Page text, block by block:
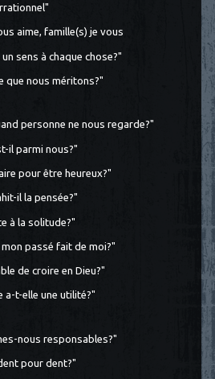
aime, famille(s) je vous
sens à chaque chose?"
que nous méritons?"
personne ne nous regarde?"
il parmi nous?"
pour être heureux?"
il la pensée?"
à la solitude?"
passé fait de moi?"
de croire en Dieu?"
a-t-elle une utilité?"
nous responsables?"
pour dent?"